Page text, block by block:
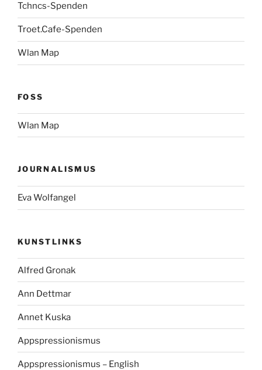
Tchncs-Spenden
Troet.Cafe-Spenden
Wlan Map
FOSS
Wlan Map
JOURNALISMUS
Eva Wolfangel
KUNSTLINKS
Alfred Gronak
Ann Dettmar
Annet Kuska
Appspressionismus
Appspressionismus – English